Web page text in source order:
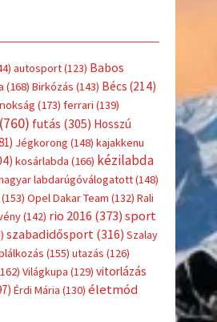
autosport(123) Babos
(168) Birkózás (143) Bécs (214)
(173) ferrari (139)
(760) futás (305) Hosszú
Jégkorong (148) kajakkenu
kosárlabda (166) kézilabda
labdarúgóválogatott(148)
(153) Opel Dakar Team (132) Rali
(142) rio 2016 (373) sport
szabadidősport (316) Szalay
(155) utazás (126)
Világkupa (129) vitorlázás
Érdi Mária (130) életmód